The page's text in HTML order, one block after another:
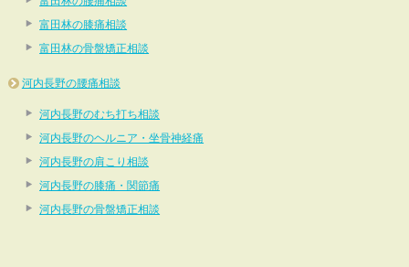
富田林の膝痛相談
富田林の骨盤矯正相談
河内長野の腰痛相談
河内長野のむち打ち相談
河内長野のヘルニア・坐骨神経痛
河内長野の肩こり相談
河内長野の膝痛・関節痛
河内長野の骨盤矯正相談